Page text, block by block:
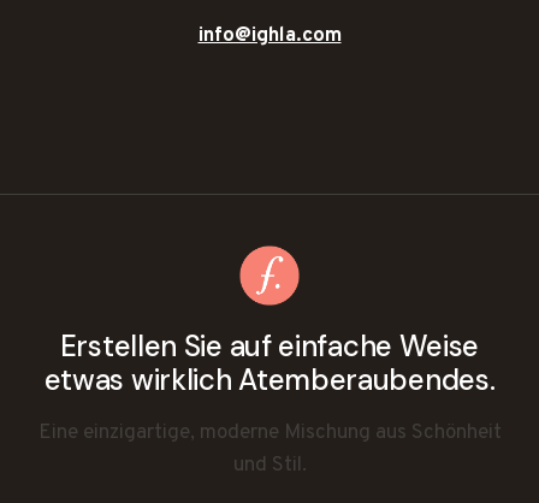
info@ighla.com
Erstellen Sie auf einfache Weise
etwas wirklich Atemberaubendes.
Eine einzigartige, moderne Mischung aus Schönheit
und Stil.